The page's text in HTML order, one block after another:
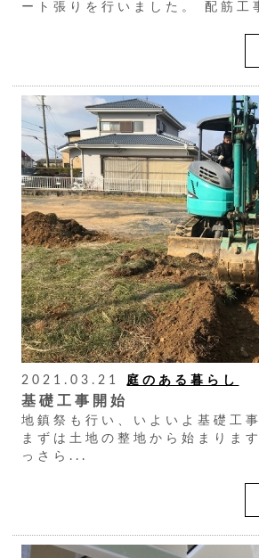
ート張りを行いました。 配筋工
2021.03.21 庭のある暮らし
基礎工事開始
地鎮祭も行い、いよいよ基礎工
まずは土地の整地から始まりま
っさら...